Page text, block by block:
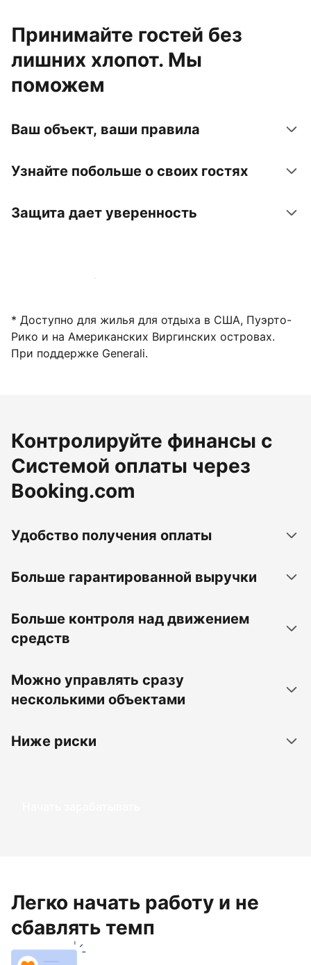
Принимайте гостей без
лишних хлопот. Мы
поможем
Ваш объект, ваши правила
Узнайте побольше о своих гостях
Защита дает уверенность
Зарегистрировать объект
* Доступно для жилья для отдыха в США, Пуэрто-
Рико и на Американских Виргинских островах.
При поддержке Generali.
Контролируйте финансы с
Системой оплаты через
Booking.com
Удобство получения оплаты
Больше гарантированной выручки
Больше контроля над движением
средств
Можно управлять сразу
несколькими объектами
Ниже риски
Начать зарабатывать
Легко начать работу и не
сбавлять темп